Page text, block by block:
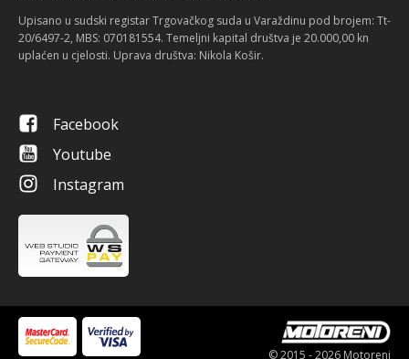
Upisano u sudski registar Trgovačkog suda u Varaždinu pod brojem: Tt-
20/6497-2, MBS: 070181554. Temeljni kapital društva je 20.000,00 kn
uplaćen u cjelosti. Uprava društva: Nikola Košir.
Facebook
Youtube
Instagram
© 2015 - 2026 Motoreni